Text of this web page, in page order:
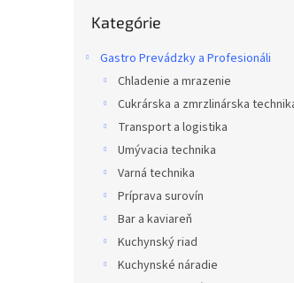
kategórie
Kategórie
Gastro Prevádzky a Profesionáli
Chladenie a mrazenie
Cukrárska a zmrzlinárska
Transport a logistika
Umývacia technika
Varná technika
Príprava surovín
Bar a kaviareň
Kuchynský riad
Kuchynské náradie